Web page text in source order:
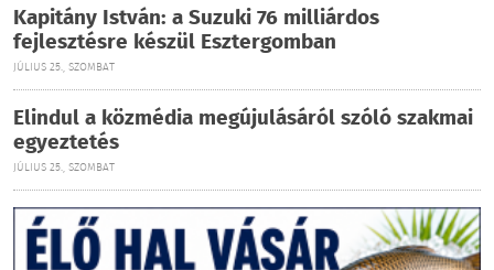
Kapitány István: a Suzuki 76 milliárdos
fejlesztésre készül Esztergomban
JÚLIUS 25., SZOMBAT
Elindul a közmédia megújulásáról szóló szakmai
egyeztetés
JÚLIUS 25., SZOMBAT